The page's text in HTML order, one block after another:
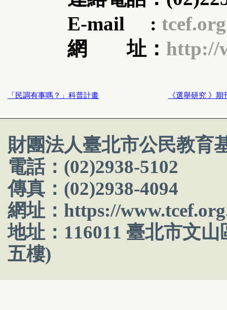
E-mail :
網 址： http://
「民調有事嗎？」科普計畫 《選舉研究 》期
財團法人臺北市公民教育
電話：(02)2938-5102
傳真：(02)2938-4094
網址： https://
地址：116011 臺北市文
五樓)